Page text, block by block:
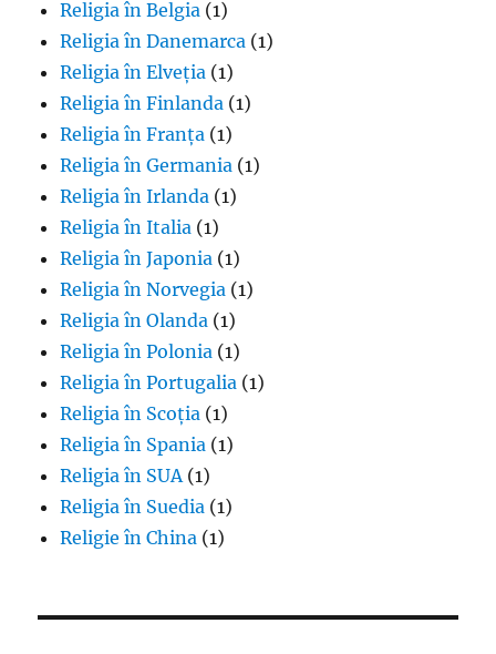
Religia în Belgia (1)
Religia în Danemarca (1)
Religia în Elveția (1)
Religia în Finlanda (1)
Religia în Franța (1)
Religia în Germania (1)
Religia în Irlanda (1)
Religia în Italia (1)
Religia în Japonia (1)
Religia în Norvegia (1)
Religia în Olanda (1)
Religia în Polonia (1)
Religia în Portugalia (1)
Religia în Scoția (1)
Religia în Spania (1)
Religia în SUA (1)
Religia în Suedia (1)
Religie în China (1)